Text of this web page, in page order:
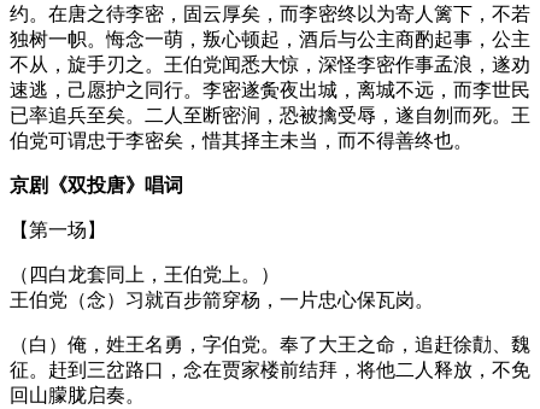
约。在唐之待李密，固云厚矣，而李密终以为寄人篱下，不若
独树一帜。悔念一萌，叛心顿起，酒后与公主商酌起事，公主
不从，旋手刃之。王伯党闻悉大惊，深怪李密作事孟浪，遂劝
速逃，己愿护之同行。李密遂夤夜出城，离城不远，而李世民
已率追兵至矣。二人至断密涧，恐被擒受辱，遂自刎而死。王
伯党可谓忠于李密矣，惜其择主未当，而不得善终也。
京剧《双投唐》唱词
【第一场】
（四白龙套同上，王伯党上。）
王伯党（念）习就百步箭穿杨，一片忠心保瓦岗。
（白）俺，姓王名勇，字伯党。奉了大王之命，追赶徐勣、魏
征。赶到三岔路口，念在贾家楼前结拜，将他二人释放，不免
回山朦胧启奏。